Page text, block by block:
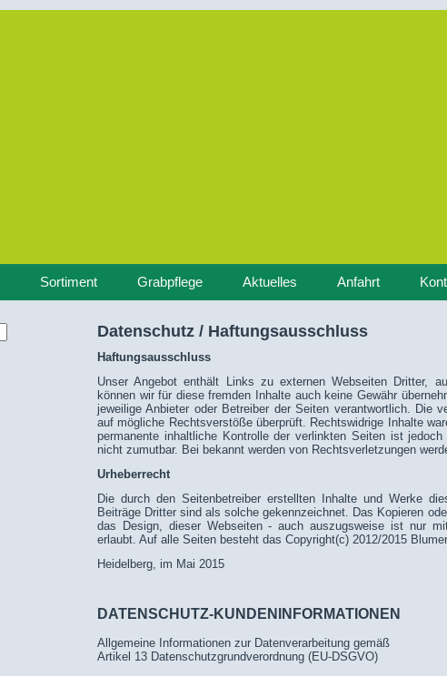
Sortiment Grabpflege Aktuelles Anfahrt
Datenschutz / Haftungsausschluss
Haftungsausschluss
Unser Angebot enthält Links zu externen Webseiten Dritter,
können wir für diese fremden Inhalte auch keine Gewähr
jeweilige Anbieter oder Betreiber der Seiten verantwortlich. Die
auf mögliche Rechtsverstöße überprüft. Rechtswidrige Inhalte
permanente inhaltliche Kontrolle der verlinkten Seiten ist
nicht zumutbar. Bei bekannt werden von Rechtsverletzungen
Urheberrecht
Die durch den Seitenbetreiber erstellten Inhalte und Werke
Beiträge Dritter sind als solche gekennzeichnet. Das Kopieren
das Design, dieser Webseiten - auch auszugsweise ist nur
erlaubt. Auf alle Seiten besteht das Copyright(c) 2012/2015
Heidelberg, im Mai 2015
DATENSCHUTZ-KUNDENINFORMATIONEN
Allgemeine Informationen zur Datenverarbeitung gemäß
Artikel 13 Datenschutzgrundverordnung (EU-DSGVO)